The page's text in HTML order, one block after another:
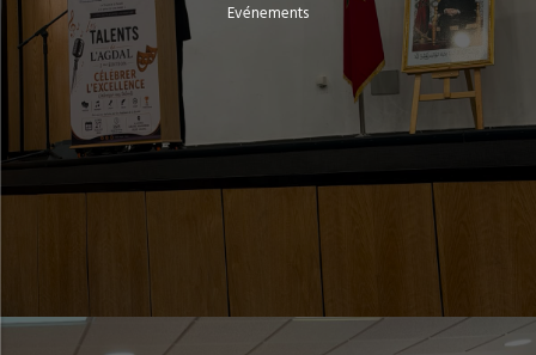
Evénements